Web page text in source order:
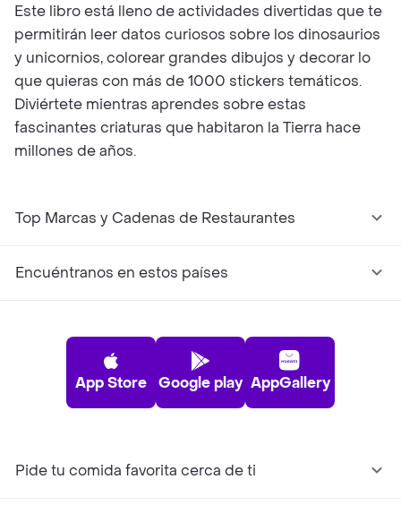
Este libro está lleno de actividades divertidas que te
permitirán leer datos curiosos sobre los dinosaurios
y unicornios, colorear grandes dibujos y decorar lo
que quieras con más de 1000 stickers temáticos.
Diviértete mientras aprendes sobre estas
fascinantes criaturas que habitaron la Tierra hace
millones de años.
Top Marcas y Cadenas de Restaurantes
Encuéntranos en estos países
App Store Google play AppGallery
Pide tu comida favorita cerca de ti